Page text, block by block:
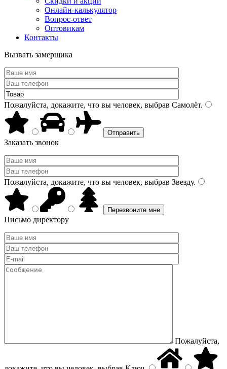
Онлайн-калькулятор
Вопрос-ответ
Оптовикам
Контакты
Вызвать замерщика
Пожалуйста, докажите, что вы человек, выбрав Самолёт.
Заказать звонок
Пожалуйста, докажите, что вы человек, выбрав Звезду.
Письмо директору
Пожалуйста,